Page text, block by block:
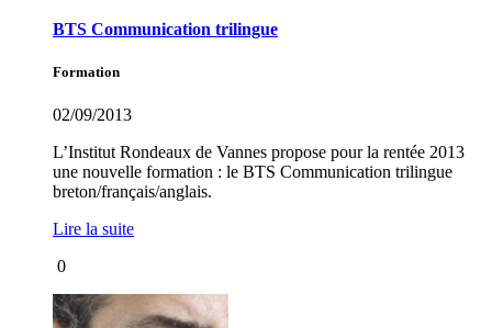
BTS Communication trilingue
Formation
02/09/2013
L’Institut Rondeaux de Vannes propose pour la rentée 2013
une nouvelle formation : le BTS Communication trilingue
breton/français/anglais.
Lire la suite
0